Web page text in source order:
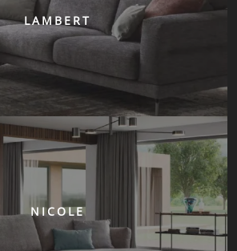
LAMBERT
NICOLE